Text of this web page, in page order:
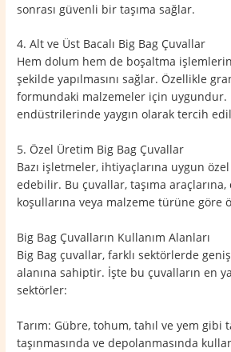
sonrası güvenli bir taşıma sağlar.
4. Alt ve Üst Bacalı Big Bag Çuvallar
Hem dolum hem de boşaltma
şekilde yapılmasını sağlar. Özellikle
formundaki malzemeler için uygundur.
endüstrilerinde yaygın olarak tercih
5. Özel Üretim Big Bag Çuvallar
Bazı işletmeler, ihtiyaçlarına uygun
edebilir. Bu çuvallar, taşıma araçlarına,
koşullarına veya malzeme türüne göre
Big Bag Çuvalların Kullanım Alanları
Big Bag çuvallar, farklı sektörlerde
alanına sahiptir. İşte bu çuvalların en
sektörler:
Tarım: Gübre, tohum, tahıl ve yem gibi
taşınmasında ve depolanmasında